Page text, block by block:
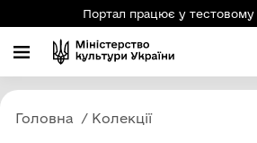
Портал працює у тестовому
Головна Колекції